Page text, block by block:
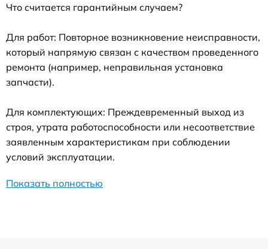
Что считается гарантийным случаем?
Для работ: Повторное возникновение неисправности,
который напрямую связан с качеством проведенного
ремонта (например, неправильная установка
запчасти).
Для комплектующих: Преждевременный выход из
строя, утрата работоспособности или несоответствие
заявленным характеристикам при соблюдении
условий эксплуатации.
Показать полностью